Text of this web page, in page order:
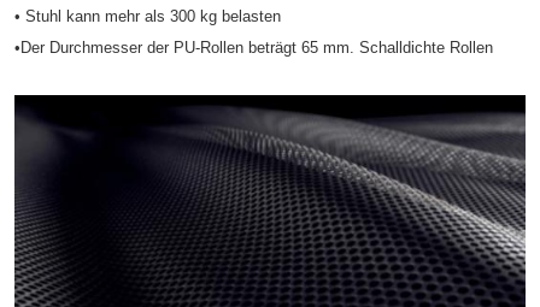
• Stuhl kann mehr als 300 kg belasten
•Der Durchmesser der PU-Rollen beträgt 65 mm. Schalldichte Rollen